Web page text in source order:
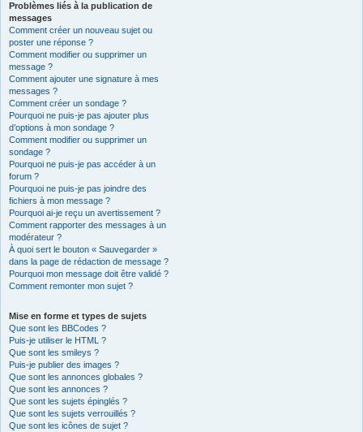
Problèmes liés à la publication de
messages
Comment créer un nouveau sujet ou
poster une réponse ?
Comment modifier ou supprimer un
message ?
Comment ajouter une signature à mes
messages ?
Comment créer un sondage ?
Pourquoi ne puis-je pas ajouter plus
d’options à mon sondage ?
Comment modifier ou supprimer un
sondage ?
Pourquoi ne puis-je pas accéder à un
forum ?
Pourquoi ne puis-je pas joindre des
fichiers à mon message ?
Pourquoi ai-je reçu un avertissement ?
Comment rapporter des messages à un
modérateur ?
À quoi sert le bouton « Sauvegarder »
dans la page de rédaction de message ?
Pourquoi mon message doit être validé ?
Comment remonter mon sujet ?
Mise en forme et types de sujets
Que sont les BBCodes ?
Puis-je utiliser le HTML ?
Que sont les smileys ?
Puis-je publier des images ?
Que sont les annonces globales ?
Que sont les annonces ?
Que sont les sujets épinglés ?
Que sont les sujets verrouillés ?
Que sont les icônes de sujet ?